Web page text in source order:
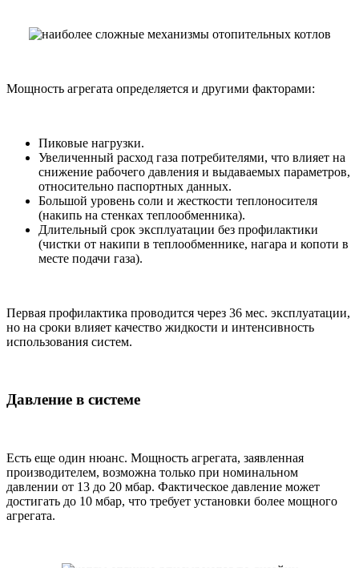
Мощность агрегата определяется и другими факторами:
Пиковые нагрузки.
Увеличенный расход газа потребителями, что влияет на
снижение рабочего давления и выдаваемых параметров,
относительно паспортных данных.
Большой уровень соли и жесткости теплоносителя
(накипь на стенках теплообменника).
Длительный срок эксплуатации без профилактики
(чистки от накипи в теплообменнике, нагара и копоти в
месте подачи газа).
Первая профилактика проводится через 36 мес. эксплуатации,
но на сроки влияет качество жидкости и интенсивность
использования систем.
Давление в системе
Есть еще один нюанс. Мощность агрегата, заявленная
производителем, возможна только при номинальном
давлении от 13 до 20 мбар. Фактическое давление может
достигать до 10 мбар, что требует установки более мощного
агрегата.